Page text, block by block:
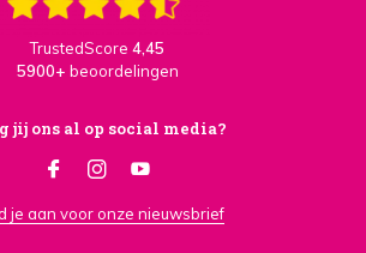
TrustedScore 4,45
5900+ beoordelingen
jij ons al op social media?
je aan voor onze nieuwsbrief